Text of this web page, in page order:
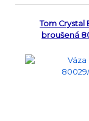
Tom Crystal
broušená